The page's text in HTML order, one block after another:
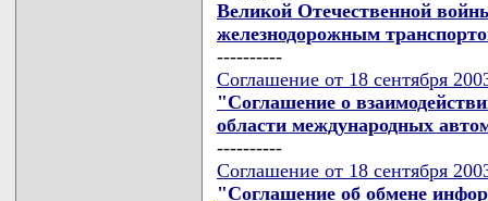
Великой Отечественной
железнодорожным
----------
Соглашение от 18 сентября
"Соглашение о
области международных
----------
Соглашение от 18 сентября
"Соглашение об обмене